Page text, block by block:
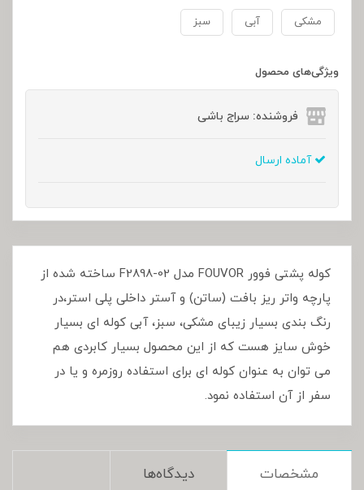
مشکی آبی سبز
ویژگی‌های محصول
فروشنده: سراج باشی
آماده ارسال
کوله پشتی فوور FOUVOR مدل F2898-02 ساخته شده از
پارچه واتر ریز بافت (ساتن) و آستر داخلی پلی استر،در
رنگ بندی بسیار زیبای مشکی، سبز، آبی کوله ای بسیار
خوش سایز هست که از این محصول بسیار کابردی هم
می توان به عنوان کوله ای برای استفاده روزمره و یا در
سفر از آن استفاده نمود.
مشخصات دیدگاه‌ها